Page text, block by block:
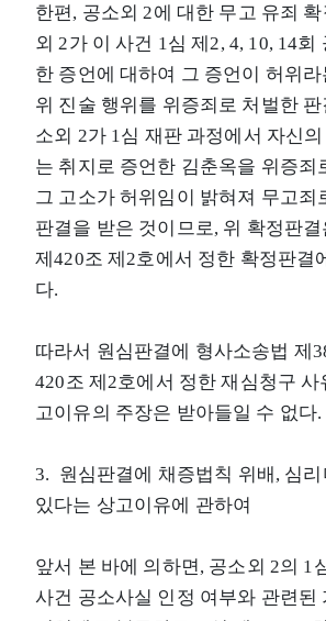
한편, 공소외 2에 대한 무고 유죄
외 2가 이 사건 1심 제2, 4, 10, 14회
한 증언에 대하여 그 증언이 허위라
위 진술 행위를 위증죄로 처벌한
소외 2가 1심 재판 과정에서 자신
는 취지로 증언한 김춘옥을 위증죄
그 고소가 허위임이 밝혀져 무고죄
판결을 받은 것이므로, 위 확정판
제420조 제2호에서 정한 확정판결
다.
따라서 원심판결에 형사소송법 제
420조 제2호에서 정한 재심청구
고이유의 주장은 받아들일 수 없다.
3. 원심판결에 채증법칙 위배, 심리
있다는 상고이유에 관하여
앞서 본 바에 의하면, 공소외 2의 1
사건 공소사실 인정 여부와 관련된